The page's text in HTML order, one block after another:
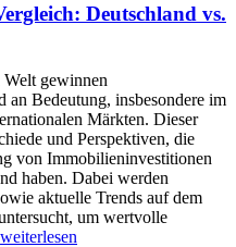
Deutschland vs.
gewinnen
an Bedeutung, insbesondere im
Märkten. Dieser
und Perspektiven, die
von Immobilieninvestitionen
haben. Dabei werden
aktuelle Trends auf dem
um wertvolle
weiterlesen